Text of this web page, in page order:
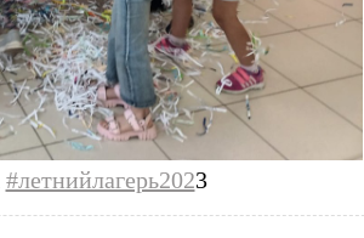
#летнийлагерь2023